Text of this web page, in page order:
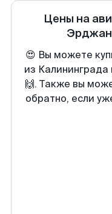
Цены на
Эрджан
😍 Вы можете
из
🙌. Также вы
обратно, если